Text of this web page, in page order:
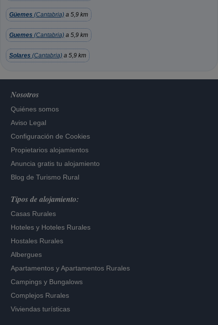
Güemes (Cantabria) a 5,9 km
Guemes (Cantabria) a 5,9 km
Solares (Cantabria) a 5,9 km
Nosotros
Quiénes somos
Aviso Legal
Configuración de Cookies
Propietarios alojamientos
Anuncia gratis tu alojamiento
Blog de Turismo Rural
Tipos de alojamiento:
Casas Rurales
Hoteles y Hoteles Rurales
Hostales Rurales
Albergues
Apartamentos yApartamentos Rurales
Campings y Bungalows
Complejos Rurales
Viviendas turísticas